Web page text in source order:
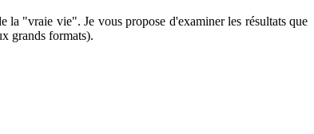
la "vraie vie". Je vous propose d'examiner les résultats que
grands formats).